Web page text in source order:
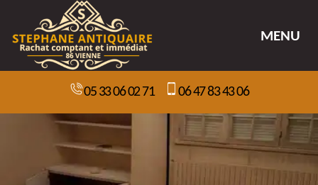
MENU
05 33 06 02 71 06 47 83 43 06